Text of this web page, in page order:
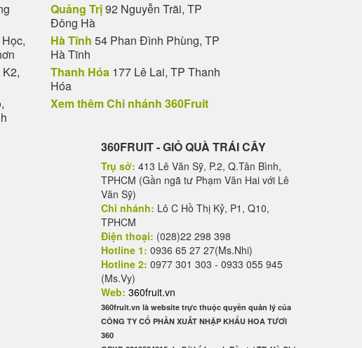
Quảng Trị92 Nguyễn Trãi, TP
Đông Hà
Hà Tĩnh 54 Phan Đình Phùng, TP
Hà Tĩnh
Thanh Hóa 177 Lê Lai, TP Thanh
Hóa
Xem thêm Chi nhánh 360Fruit
360FRUIT - GIỎ QUÀ TRÁI CÂY
Trụ sở: 413 Lê Văn Sỹ, P.2, Q.Tân Bình,
TPHCM (Gần ngã tư Phạm Văn Hai với Lê
Văn Sỹ)
Chi nhánh: Lô C Hồ Thị Kỷ, P1, Q10,
TPHCM
Điện thoại: (028)22 298 398
Hotline 1: 0936 65 27 27(Ms.Nhi)
Hotline 2: 0977 301 303 - 0933 055 945
(Ms.Vy)
Web: 360fruit.vn
360fruit.vn là website trực thuộc quyền quản lý của
CÔNG TY CỔ PHẦN XUẤT NHẬP KHẨU HOA TƯƠI
360